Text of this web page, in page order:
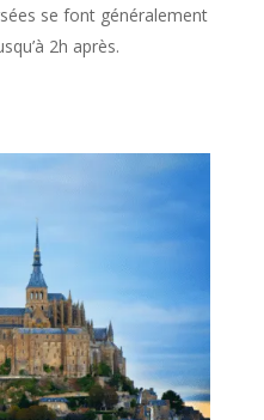
se font généralement
2h après.